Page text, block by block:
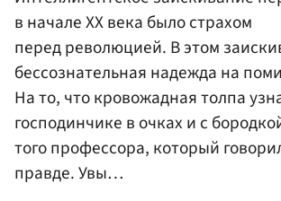
в начале ХХ века было страхом
перед революцией. В этом
бессознательная надежда на
На то, что кровожадная толпа
господинчике в очках и с
того профессора, который
правде. Увы…